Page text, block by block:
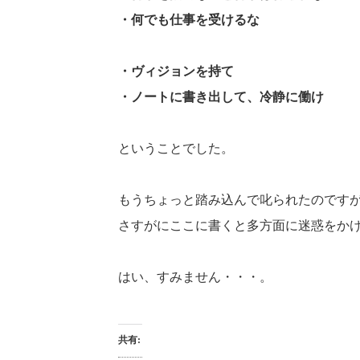
・何でも仕事を受けるな
・ヴィジョンを持て
・ノートに書き出して、冷静に働け
ということでした。
もうちょっと踏み込んで叱られたのです
さすがにここに書くと多方面に迷惑をか
はい、すみません・・・。
共有: